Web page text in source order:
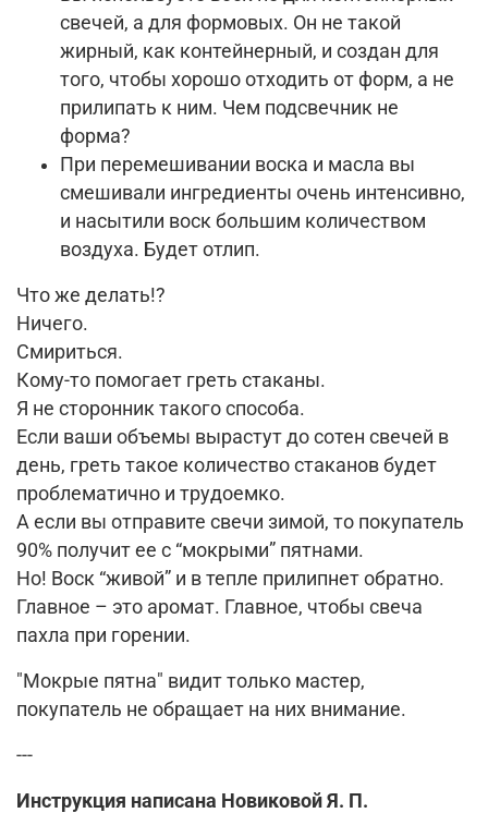
свечей, а для формовых. Он не такой
жирный, как контейнерный, и создан для
того, чтобы хорошо отходить от форм, а не
прилипать к ним. Чем подсвечник не
форма?
При перемешивании воска и масла вы
смешивали ингредиенты очень интенсивно,
и насытили воск большим количеством
воздуха. Будет отлип.
Что же делать!?
Ничего.
Смириться.
Кому-то помогает греть стаканы.
Я не сторонник такого способа.
Если ваши объемы вырастут до сотен свечей в
день, греть такое количество стаканов будет
проблематично и трудоемко.
А если вы отправите свечи зимой, то покупатель
90% получит ее с “мокрыми” пятнами.
Но! Воск “живой” и в тепле прилипнет обратно.
Главное – это аромат. Главное, чтобы свеча
пахла при горении.
"Мокрые пятна" видит только мастер,
покупатель не обращает на них внимание.
---
Инструкция написана Новиковой Я. П.